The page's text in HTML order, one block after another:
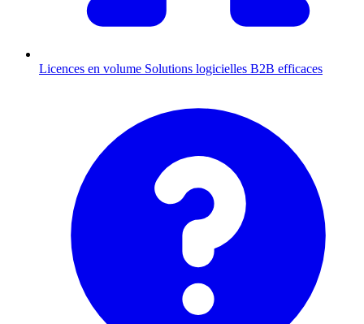
Licences en volume Solutions logicielles B2B efficaces